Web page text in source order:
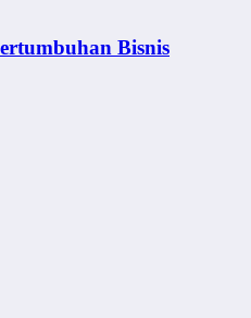
Bisnis